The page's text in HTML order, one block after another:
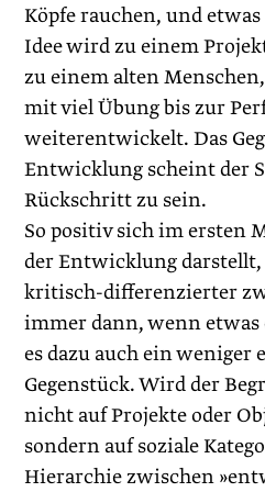
Köpfe rauchen, und
Idee wird zu einem
zu einem alten
mit viel Übung bis zur
weiterentwickelt. Das
Entwicklung scheint der
Rückschritt zu sein.
So positiv sich im ersten
der Entwicklung
kritisch-differenzierter
immer dann, wenn
es dazu auch ein weniger
Gegenstück. Wird der
nicht auf Projekte oder
sondern auf soziale
Hierarchie zwischen